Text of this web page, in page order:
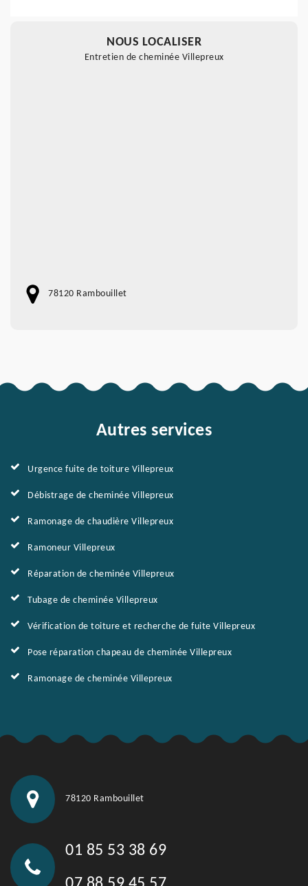
NOUS LOCALISER
Entretien de cheminée Villepreux
78120 Rambouillet
Autres services
Urgence fuite de toiture Villepreux
Débistrage de cheminée Villepreux
Ramonage de chaudière Villepreux
Ramoneur Villepreux
Réparation de cheminée Villepreux
Tubage de cheminée Villepreux
Vérification de toiture et recherche de fuite Villepreux
Pose réparation chapeau de cheminée Villepreux
Ramonage de cheminée Villepreux
78120 Rambouillet
01 85 53 38 69